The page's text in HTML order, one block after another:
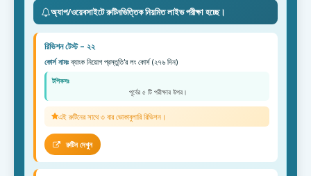
অ্যাপ/ওয়েবসাইটে রুটিনভিত্তিক নিয়মিত লাইভ পরীক্ষা হচ্ছে।
রিভিশন টেস্ট – ২২
কোর্স নামঃব্যাংক নিয়োগ প্রস্তুতি'র লং কোর্স (২৭৬ দিন)
টপিকসঃ
পূর্বের ৫ টি পরীক্ষার উপর।
এই রুটিনের সাথে ৩ বার ভোকাবুলারি রিভিশন।
রুটিন দেখুন